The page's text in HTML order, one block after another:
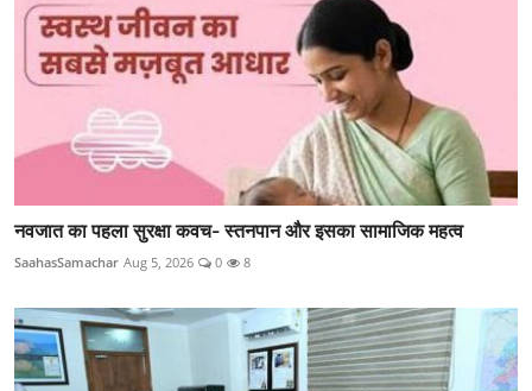
नवजात का पहला सुरक्षा कवच- स्तनपान और इसका सामाजिक महत्व
SaahasSamachar Aug 5, 2026 0 8